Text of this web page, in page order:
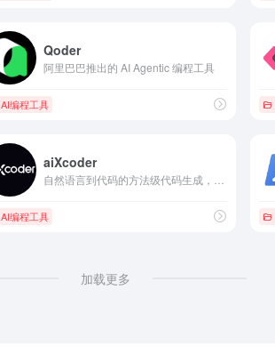
Qoder
阿里巴巴推出的 AI Agentic 编程工具
AI编程工具
aiXcoder
AI编程工具
加载更多